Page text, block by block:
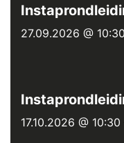
27.09.2026 @ 10:30
17.10.2026 @ 10:30